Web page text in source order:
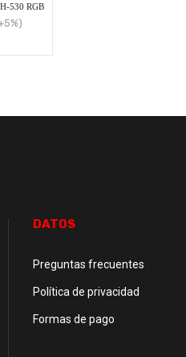
530 RGB
DATOS
Preguntas frecuentes
Política de privacidad
Formas de pago